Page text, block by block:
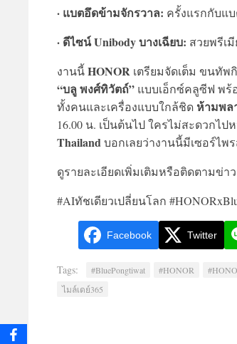
· แบตอึดข้ามจักรวาล: ครั้งแรกกับแ
· ดีไซน์ Unibody บางเฉียบ: สวยพรีเ
งานนี้HONOR เตรียมจัดเต็ม ขนทั
“บลู พงศ์ทิวัตถ์” แบบเอ็กซ์คลูซีฟ พร้
ทั้งคนและเครื่องแบบใกล้ชิด ห้ามพล
16.00 น. เป็นต้นไป ใครไม่สะดวกไ
Thailandบอกเลยว่างานนี้มีเซอร์ไพ
ดูรายละเอียดเพิ่มเติมหรือติดตามข่
#AIทัชเดียวเปลี่ยนโลก
Facebook Twitter
Tags: #BluePongtiwat #HONOR
ไมล์เดย์365